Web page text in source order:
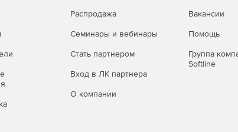
Распродажа
Семинары и вебинары
Стать партнером
Вход в ЛК партнера
О компании
Вакансии
Помощь
Группа
Softline